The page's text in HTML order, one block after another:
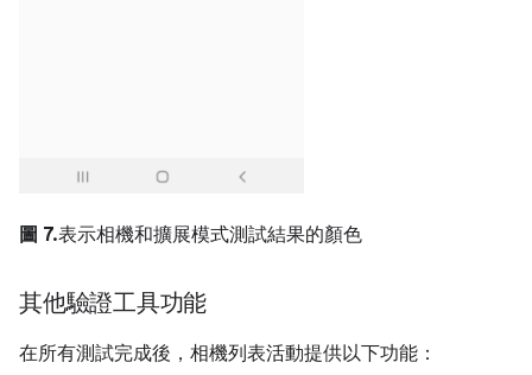
圖 7.表示相機和擴展模式測試結果的顏色
其他驗證工具功能
在所有測試完成後，相機列表活動提供以下功能：